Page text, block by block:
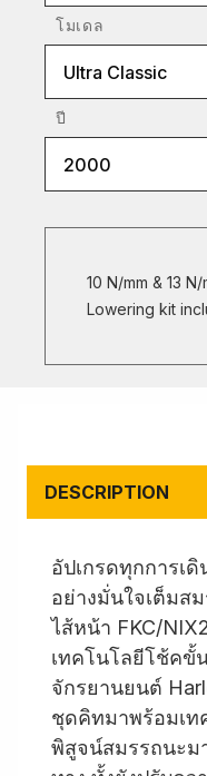
โมเดล
Ultra Classic
ปี
2000
10 N/mm & 13
Lowering kit
DESCRIPTION
อัปเกรดทุกการเ
อย่างมั่นใจเต็มส
ไส้หน้า FKC/
เทคโนโลยีโช้คขั้
จักรยานยนต์
ชุดคิทมาพร้อมเท
พิสูจน์สมรรถนะม